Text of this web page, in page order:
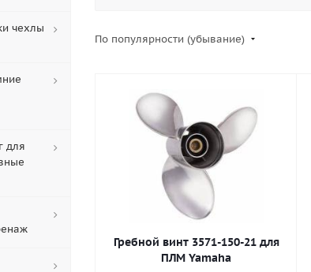
По популярности (убывание)
Гребной винт 3571-150-21 для
ПЛМ Yamaha
чехлы
для